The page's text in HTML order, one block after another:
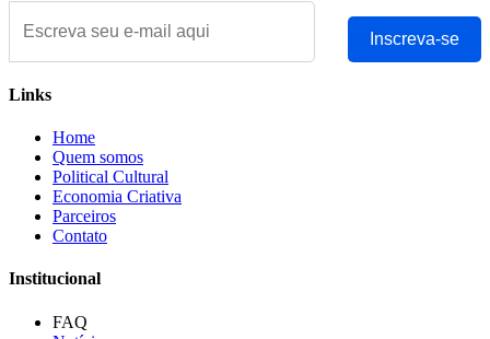
Inscreva-se
Links
Home
Quem somos
Political Cultural
Economia Criativa
Parceiros
Contato
Institucional
FAQ